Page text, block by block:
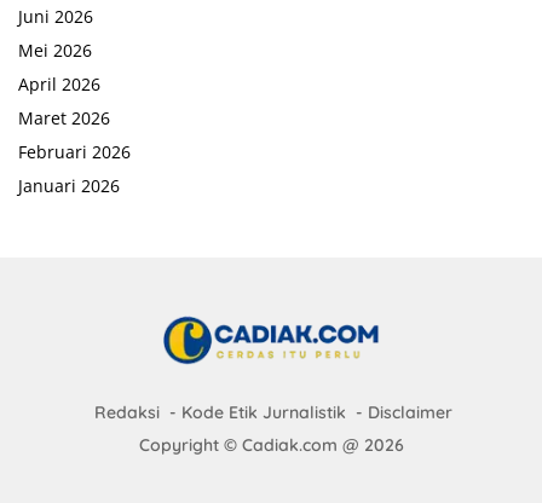
Juni 2026
Mei 2026
April 2026
Maret 2026
Februari 2026
Januari 2026
Redaksi Kode Etik Jurnalistik
Disclaimer
Copyright © Cadiak.com @ 2026